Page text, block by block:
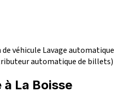
véhicule Lavage automatique
automatique de billets)
La Boisse